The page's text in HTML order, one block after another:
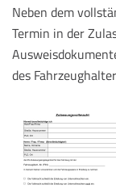
Neben dem
Termin in der
des